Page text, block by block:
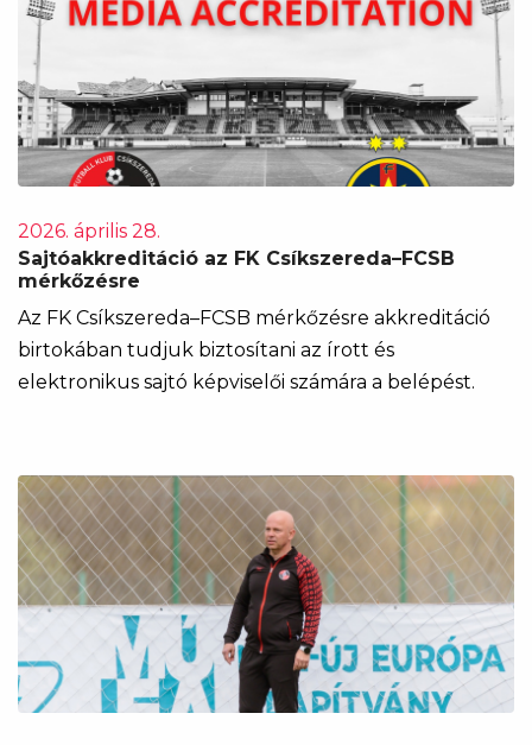
2026. április 28.
Sajtóakkreditáció az FK Csíkszereda–FCSB
mérkőzésre
Az FK Csíkszereda–FCSB mérkőzésre akkreditáció
birtokában tudjuk biztosítani az írott és
elektronikus sajtó képviselői számára a belépést.